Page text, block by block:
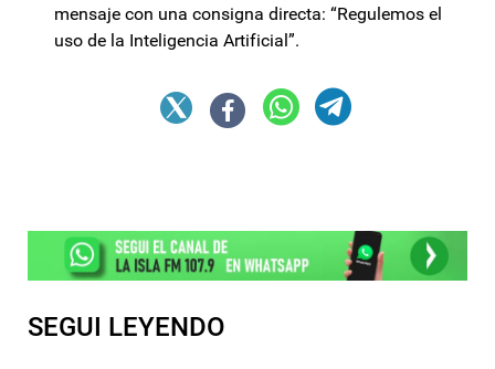
mensaje con una consigna directa: “Regulemos el
uso de la Inteligencia Artificial”.
SEGUI LEYENDO